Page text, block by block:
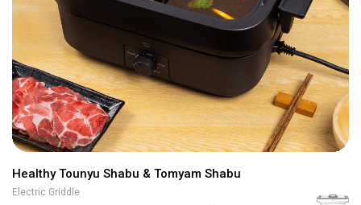
Healthy Tounyu Shabu & Tomyam Shabu
Electric Griddle